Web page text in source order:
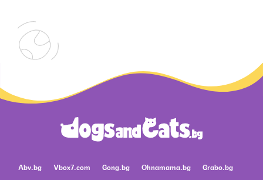
Abv.bg Vbox7.com Gong.bg Ohnamama.bg Grabo.bg